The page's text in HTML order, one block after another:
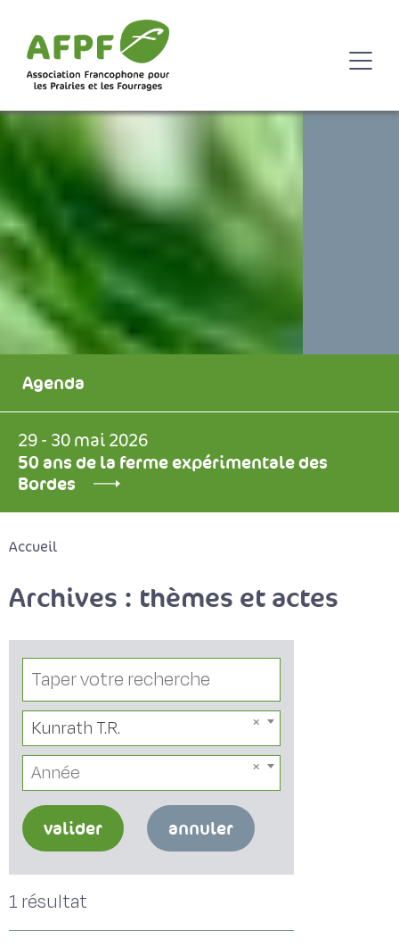
Agenda
29 - 30 mai 2026
50 ans de la ferme expérimentale des
Bordes
Accueil
Archives : thèmes et actes
Kunrath T.R.
Année
valider annuler
1 résultat